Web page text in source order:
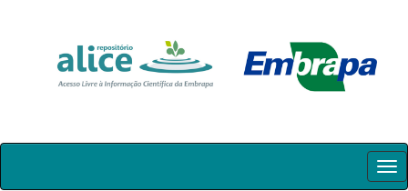
Skip